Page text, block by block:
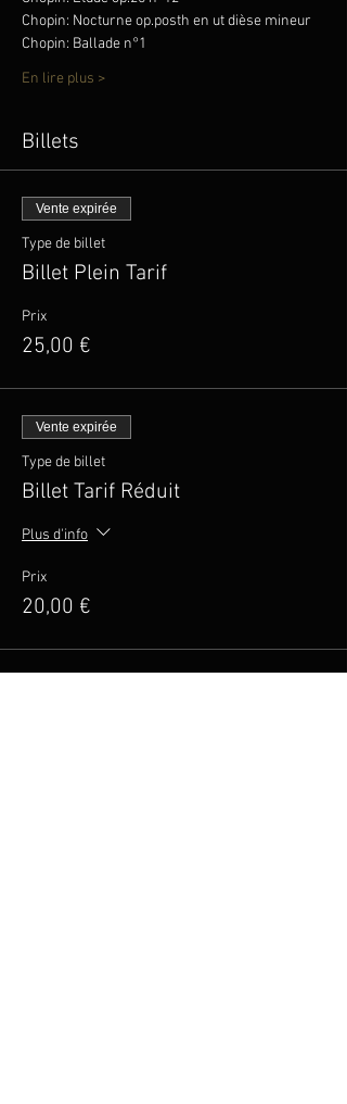
Chopin: Nocturne op.posth en ut dièse mineur
Chopin: Ballade n°1
En lire plus >
Billets
Vente expirée
Type de billet
Billet Plein Tarif
Prix
25,00 €
Vente expirée
Type de billet
Billet Tarif Réduit
Plus d'info
Prix
20,00 €